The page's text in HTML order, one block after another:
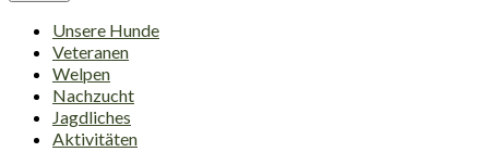
Unsere Hunde
Veteranen
Welpen
Nachzucht
Jagdliches
Aktivitäten